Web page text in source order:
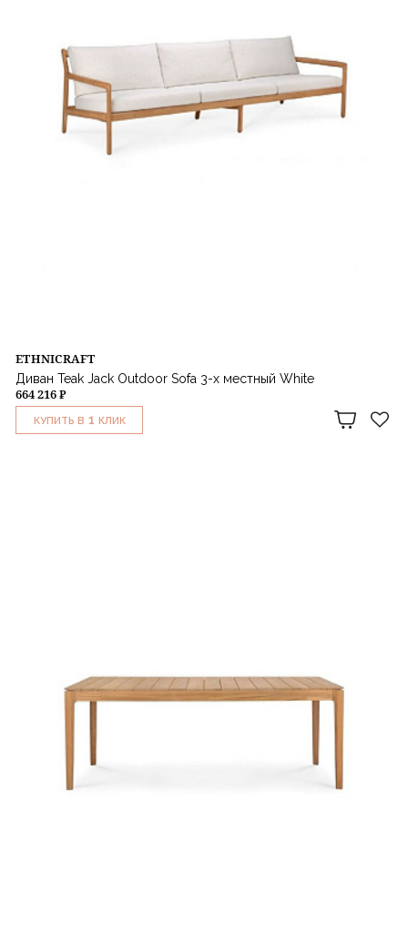
ETHNICRAFT
Диван Teak Jack Outdoor Sofa 3-х местный White
664 216 ₽
КУПИТЬ В 1 КЛИК